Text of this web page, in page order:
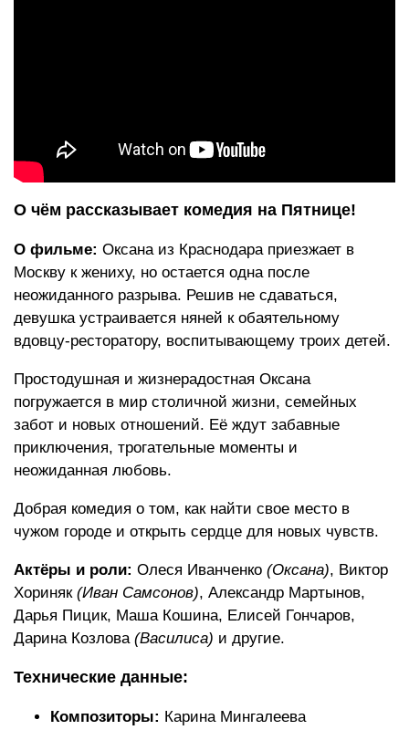
О чём рассказывает комедия на Пятнице!
О фильме: Оксана из Краснодара приезжает в
Москву к жениху, но остается одна после
неожиданного разрыва. Решив не сдаваться,
девушка устраивается няней к обаятельному
вдовцу-ресторатору, воспитывающему троих детей.
Простодушная и жизнерадостная Оксана
погружается в мир столичной жизни, семейных
забот и новых отношений. Её ждут забавные
приключения, трогательные моменты и
неожиданная любовь.
Добрая комедия о том, как найти свое место в
чужом городе и открыть сердце для новых чувств.
Актёры и роли: Олеся Иванченко (Оксана), Виктор
Хориняк (Иван Самсонов), Александр Мартынов,
Дарья Пицик, Маша Кошина, Елисей Гончаров,
Дарина Козлова (Василиса) и другие.
Технические данные:
Композиторы: Карина Мингалеева